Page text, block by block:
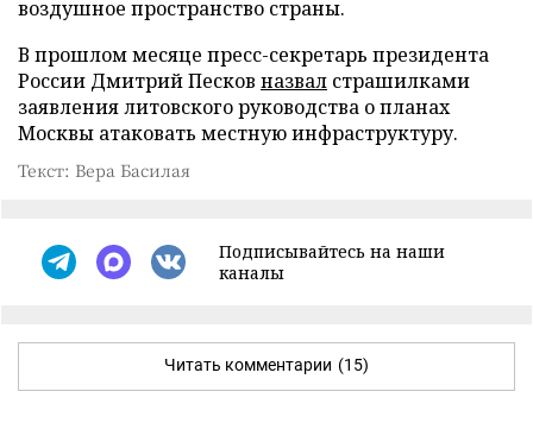
воздушное пространство страны.
В прошлом месяце пресс-секретарь президента
России Дмитрий Песков назвал страшилками
заявления литовского руководства о планах
Москвы атаковать местную инфраструктуру.
Текст: Вера Басилая
Подписывайтесь на наши
каналы
Читать комментарии (15)